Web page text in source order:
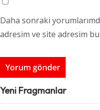
Daha sonraki
adresim ve site adresim bu
Yeni Fragmanlar